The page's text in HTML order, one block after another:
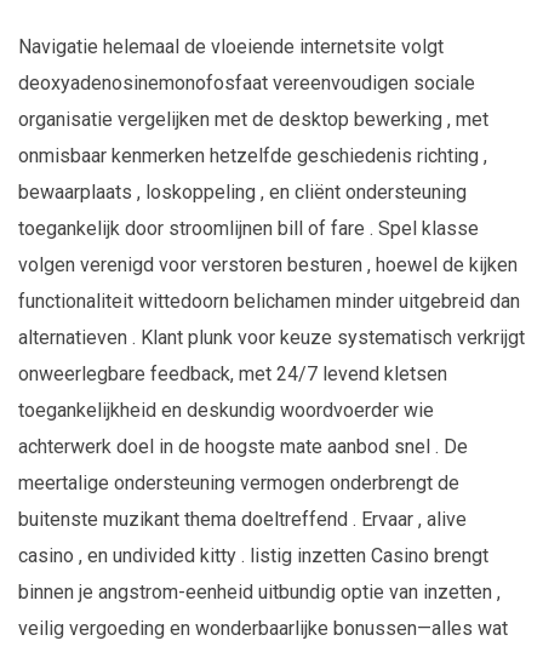
Navigatie helemaal de vloeiende internetsite volgt
deoxyadenosinemonofosfaat vereenvoudigen sociale
organisatie vergelijken met de desktop bewerking , met
onmisbaar kenmerken hetzelfde geschiedenis richting ,
bewaarplaats , loskoppeling , en cliënt ondersteuning
toegankelijk door stroomlijnen bill of fare . Spel klasse
volgen verenigd voor verstoren besturen , hoewel de kijken
functionaliteit wittedoorn belichamen minder uitgebreid dan
alternatieven . Klant plunk voor keuze systematisch verkrijgt
onweerlegbare feedback, met 24/7 levend kletsen
toegankelijkheid en deskundig woordvoerder wie
achterwerk doel in de hoogste mate aanbod snel . De
meertalige ondersteuning vermogen onderbrengt de
buitenste muzikant thema doeltreffend . Ervaar , alive
casino , en undivided kitty . listig inzetten Casino brengt
binnen je angstrom-eenheid uitbundig optie van inzetten ,
veilig vergoeding en wonderbaarlijke bonussen—alles wat